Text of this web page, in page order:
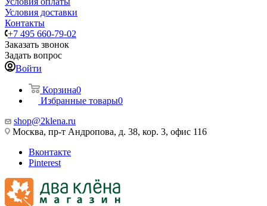
Условия доставки
Контакты
+7 495 660-79-02
Заказать звонок
Задать вопрос
Войти
Корзина0
Избранные товары0
shop@2klena.ru
Москва, пр-т Андропова, д. 38, кор. 3, офис 116
Вконтакте
Pinterest